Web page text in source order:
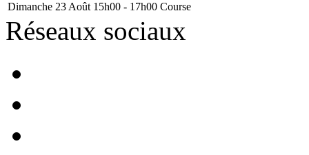
Dimanche 23 Août 15h00 - 17h00 Course
Réseaux sociaux